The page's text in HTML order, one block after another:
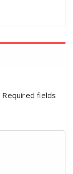
Required fields